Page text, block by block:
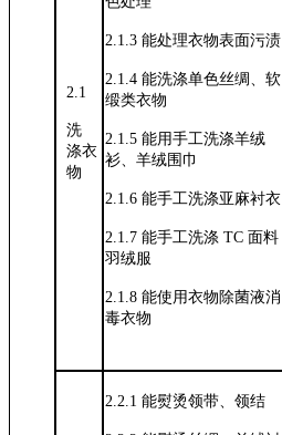
2.1
洗
涤衣
物
2.1.3能处理衣物表面污渍
2.1.4能洗涤单色丝绸、软
缎类衣物
2.1.5能用手工洗涤羊绒
衫、羊绒围巾
2.1.6能手工洗涤亚麻衬衣
2.1.7能手工洗涤 TC 面料
羽绒服
2.1.8能使用衣物除菌液消
毒衣物
2.2.1能熨烫领带、领结